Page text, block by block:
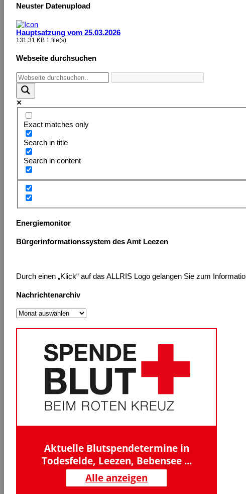
Neuster Datenupload
Hauptsatzung vom 25.03.2026
131.31 KB 1 file(s)
Webseite durchsuchen
Exact matches only
Search in title
Search in content
Energiemonitor
Bürgerinformationssystem des Amt Leezen
Durch einen „Klick“ auf das ALLRIS Logo gelangen Sie zum
Nachrichtenarchiv
Nachrichtenarchiv
Aktuelle Blutspendetermine in
Todesfelde, Leezen, Bebensee ...
Alle anzeigen